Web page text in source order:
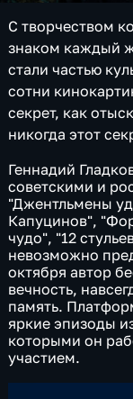
С творчеством
знаком каждый
стали частью
сотни
секрет, как
никогда этот
Геннадий
советскими и
"Джентльмены
Капуцинов",
чудо", "12
невозможно
октября автор
вечность,
память.
яркие эпизоды
которыми он
участием.